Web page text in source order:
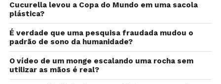
Cucurella levou a Copa do Mundo em uma sacola
plástica?
É verdade que uma pesquisa fraudada mudou o
padrão de sono da humanidade?
O vídeo de um monge escalando uma rocha sem
utilizar as mãos é real?